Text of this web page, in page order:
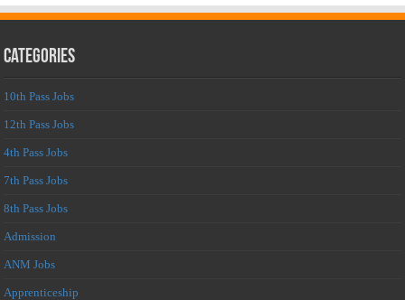
Categories
10th Pass Jobs
12th Pass Jobs
4th Pass Jobs
7th Pass Jobs
8th Pass Jobs
Admission
ANM Jobs
Apprenticeship